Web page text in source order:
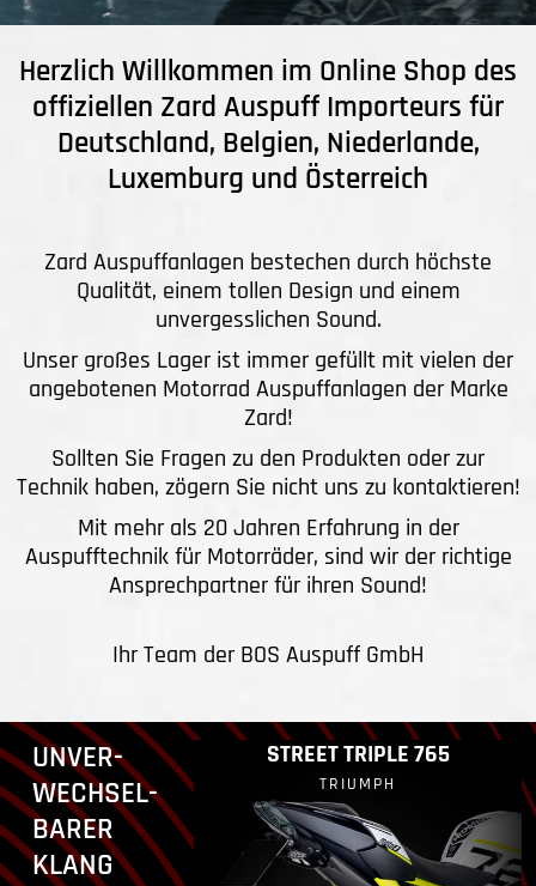
Herzlich Willkommen im Online Shop des
offiziellen Zard Auspuff Importeurs für
Deutschland, Belgien, Niederlande,
Luxemburg und Österreich
Zard Auspuffanlagen bestechen durch höchste
Qualität, einem tollen Design und einem
unvergesslichen Sound.
Unser großes Lager ist immer gefüllt mit vielen der
angebotenen Motorrad Auspuffanlagen der Marke
Zard!
Sollten Sie Fragen zu den Produkten oder zur
Technik haben, zögern Sie nicht uns zu kontaktieren!
Mit mehr als 20 Jahren Erfahrung in der
Auspufftechnik für Motorräder, sind wir der richtige
Ansprechpartner für ihren Sound!
Ihr Team der BOS Auspuff GmbH
UNVER­
WECHSEL­
BARER
KLANG
STREET TRIPLE 765
TRIUMPH